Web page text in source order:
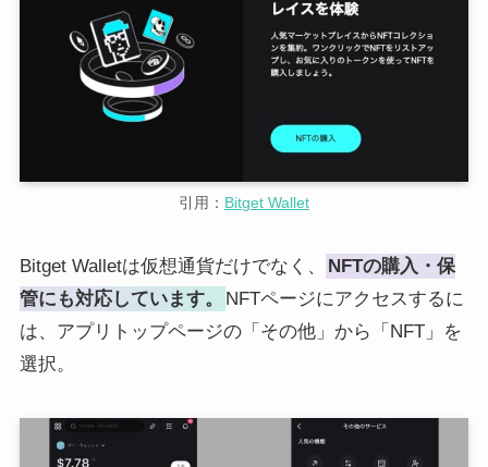
引用： Bitget Wallet
Bitget Walletは仮想通貨だけでなく、
NFTの購入・保
管にも対応しています。
NFTページにアクセスするに
は、アプリトップページの「その他」から「NFT」を
選択。